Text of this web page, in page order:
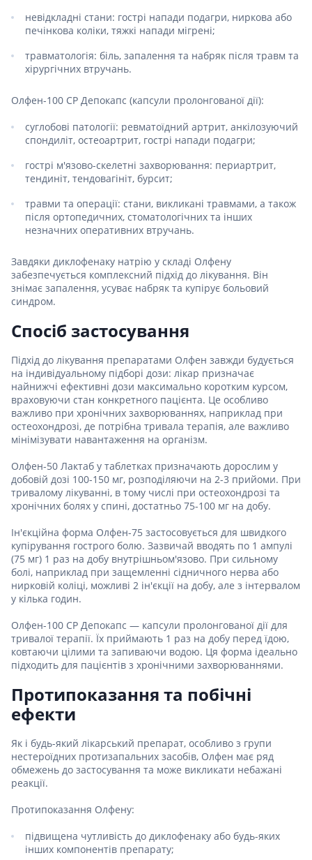
невідкладні стани: гострі напади подагри, ниркова або
печінкова коліки, тяжкі напади мігрені;
травматологія: біль, запалення та набряк після травм та
хірургічних втручань.
Олфен-100 СР Депокапс (капсули пролонгованої дії):
суглобові патології: ревматоїдний артрит, анкілозуючий
спондиліт, остеоартрит, гострі напади подагри;
гострі м'язово-скелетні захворювання: периартрит,
тендиніт, тендовагініт, бурсит;
травми та операції: стани, викликані травмами, а також
після ортопедичних, стоматологічних та інших
незначних оперативних втручань.
Завдяки диклофенаку натрію у складі Олфену
забезпечується комплексний підхід до лікування. Він
знімає запалення, усуває набряк та купірує больовий
синдром.
Спосіб застосування
Підхід до лікування препаратами Олфен завжди будується
на індивідуальному підборі дози: лікар призначає
найнижчі ефективні дози максимально коротким курсом,
враховуючи стан конкретного пацієнта. Це особливо
важливо при хронічних захворюваннях, наприклад при
остеохондрозі, де потрібна тривала терапія, але важливо
мінімізувати навантаження на організм.
Олфен-50 Лактаб у таблетках призначають дорослим у
добовій дозі 100-150 мг, розподіляючи на 2-3 прийоми. При
тривалому лікуванні, в тому числі при остеохондрозі та
хронічних болях у спині, достатньо 75-100 мг на добу.
Ін'єкційна форма Олфен-75 застосовується для швидкого
купірування гострого болю. Зазвичай вводять по 1 ампулі
(75 мг) 1 раз на добу внутрішньом'язово. При сильному
болі, наприклад при защемленні сідничного нерва або
нирковій коліці, можливі 2 ін'єкції на добу, але з інтервалом
у кілька годин.
Олфен-100 СР Депокапс — капсули пролонгованої дії для
тривалої терапії. Їх приймають 1 раз на добу перед їдою,
ковтаючи цілими та запиваючи водою. Ця форма ідеально
підходить для пацієнтів з хронічними захворюваннями.
Протипоказання та побічні
ефекти
Як і будь-який лікарський препарат, особливо з групи
нестероїдних протизапальних засобів, Олфен має ряд
обмежень до застосування та може викликати небажані
реакції.
Протипоказання Олфену:
підвищена чутливість до диклофенаку або будь-яких
інших компонентів препарату;